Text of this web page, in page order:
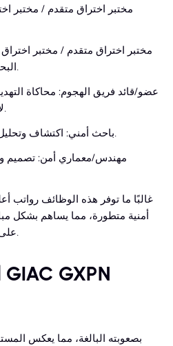
مختبر اختراق متقدم / مختبر
مختبر اختراق متقدم / مختبر
البحث عن ثغرات جديدة وتطويرها.
عضو/قائد فريق الهجوم: محاكاة
لاختبار دفاعات المؤسسة.
باحث أمني: اكتشاف وتحليل الثغرات الأمنية الجديدة.
مهندس/معماري أمن: تصميم
غالبًا ما توفر هذه الوظائف رواتب
أمنية متطورة، مما يساهم بشكل
على مواجهة التهديدات الإلكترونية.